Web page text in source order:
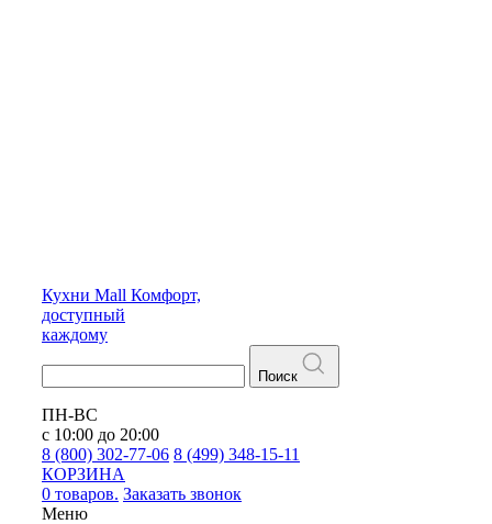
Кухни Mall Комфорт,
доступный
каждому
Поиск
ПН-ВС
с 10:00 до 20:00
8 (800) 302-77-06 8 (499) 348-15-11
КОРЗИНА
0 товаров. Заказать звонок
Меню